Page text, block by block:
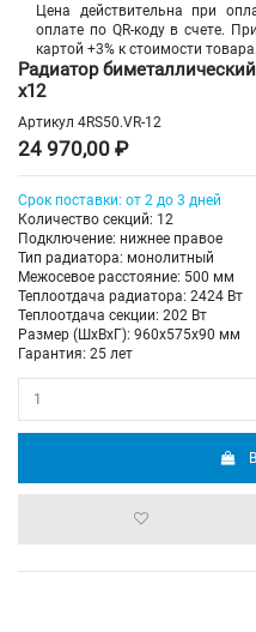
Цена действительна при
оплате по QR-коду в счете.
картой +3% к стоимости товара.
Радиатор биметаллический
х12
Артикул 4RS50.VR-12
24 970,00 ₽
Срок поставки: от 2 до 3 дней
Количество секций: 12
Подключение: нижнее правое
Тип радиатора: монолитный
Межосевое расстояние: 500 мм
Теплоотдача радиатора: 2424 Вт
Теплоотдача секции: 202 Вт
Размер (ШхВхГ): 960х575х90 мм
Гарантия: 25 лет